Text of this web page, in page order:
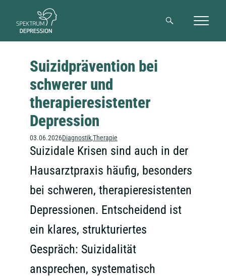
Suizidprävention bei
schwerer und
therapieresistenter
Depression
03.06.2026DiagnostikTherapie
Suizidale Krisen sind auch in der
Hausarztpraxis häufig, besonders
bei schweren, therapieresistenten
Depressionen. Entscheidend ist
ein klares, strukturiertes
Gespräch: Suizidalität
ansprechen, systematisch